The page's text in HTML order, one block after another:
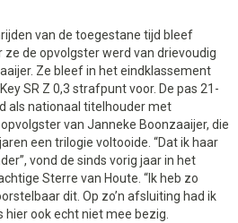
van de toegestane tijd bleef
ze de opvolgster werd van drievoudig
Ze bleef in het eindklassement
SR Z 0,3 strafpunt voor. De pas 21-
als nationaal titelhouder met
van Janneke Boonzaaijer, die
een trilogie voltooide. “Dat ik haar
vond de sinds vorig jaar in het
Sterre van Houte. “Ik heb zo
dit. Op zo’n afsluiting had ik
ook echt niet mee bezig.